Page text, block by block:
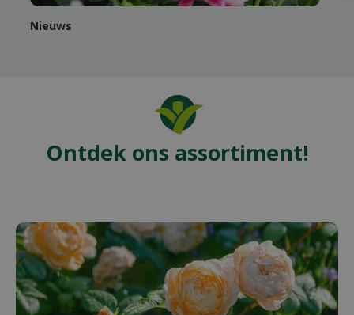
Nieuws
Ontdek ons assortiment!